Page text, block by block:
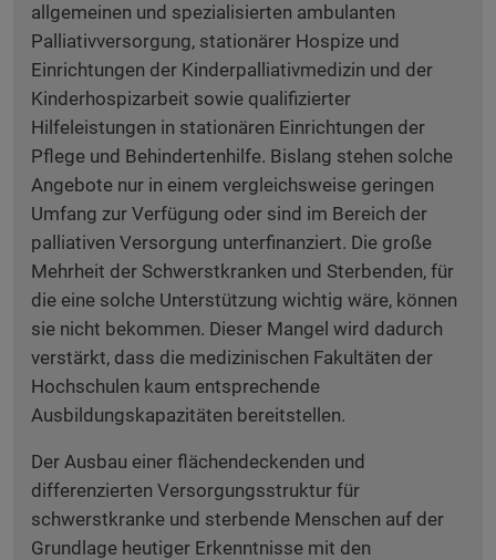
allgemeinen und spezialisierten ambulanten
Palliativversorgung, stationärer Hospize und
Einrichtungen der Kinderpalliativmedizin und der
Kinderhospizarbeit sowie qualifizierter
Hilfeleistungen in stationären Einrichtungen der
Pflege und Behindertenhilfe. Bislang stehen solche
Angebote nur in einem vergleichsweise geringen
Umfang zur Verfügung oder sind im Bereich der
palliativen Versorgung unterfinanziert. Die große
Mehrheit der Schwerstkranken und Sterbenden, für
die eine solche Unterstützung wichtig wäre, können
sie nicht bekommen. Dieser Mangel wird dadurch
verstärkt, dass die medizinischen Fakultäten der
Hochschulen kaum entsprechende
Ausbildungskapazitäten bereitstellen.
Der Ausbau einer flächendeckenden und
differenzierten Versorgungsstruktur für
schwerstkranke und sterbende Menschen auf der
Grundlage heutiger Erkenntnisse mit den